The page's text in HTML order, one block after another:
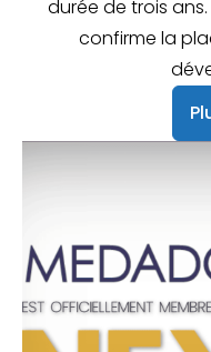
durée de trois
confirme la